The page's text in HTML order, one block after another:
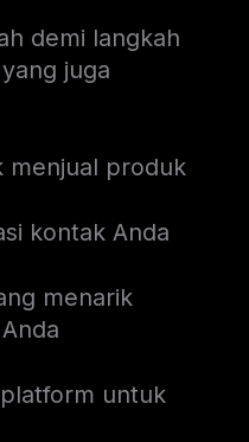
demi langkah
juga
menjual produk
kontak Anda
menarik
untuk